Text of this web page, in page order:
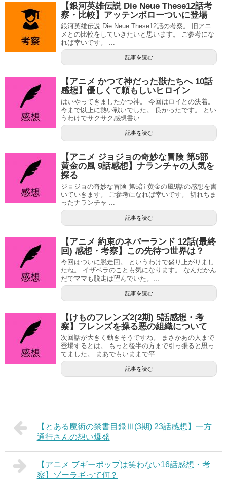
【銀河英雄伝説 Die Neue These12話考
察・比較】アッテンボローついに登場
銀河英雄伝説 Die Neue These12話の考察。 旧アニ
メとの比較をしていきたいと思います。 ご参考にな
れば幸いです。 ...
記事を読む
【アニメ かつて神だった獣たちへ 10話
感想】優しくて頼もしいヒロイン
はいやってきましたかつ神。 今回はロイとの決着。
今まで以上に熱い戦いでした。 良かったです。 とい
うわけでサクサク感想書い...
記事を読む
【アニメ ジョジョの奇妙な冒険 第5部
黄金の風 9話感想】ナランチャの人気を
探る
ジョジョの奇妙な冒険 第5部 黄金の風9話の感想を書
いていきます。 ご参考になれば幸いです。 切れちま
ったナランチャ ...
記事を読む
【アニメ 約束のネバーランド 12話(最終
回) 感想・考察】この先待つ世界は？
今回はついに脱走回。 というわけで盛り上がりまし
たね。 イザベラのことも気になります。 なんだかん
だでママも脱走は望んでいた。...
記事を読む
【けものフレンズ2(2期) 5話感想・考
察】フレンズを操る悪の組織について
次回話が大きく動きそうですね。 まさかあの人まで
登場するとは。 もっと後半の方まで引っ張ると思っ
てました。 まあでもいままで平...
記事を読む
【とある魔術の禁書目録Ⅲ(3期) 23話感想】一方
通行さんの想い爆発
【アニメ ブギーポップは笑わない16話感想・考
察】ゾーラギって何？